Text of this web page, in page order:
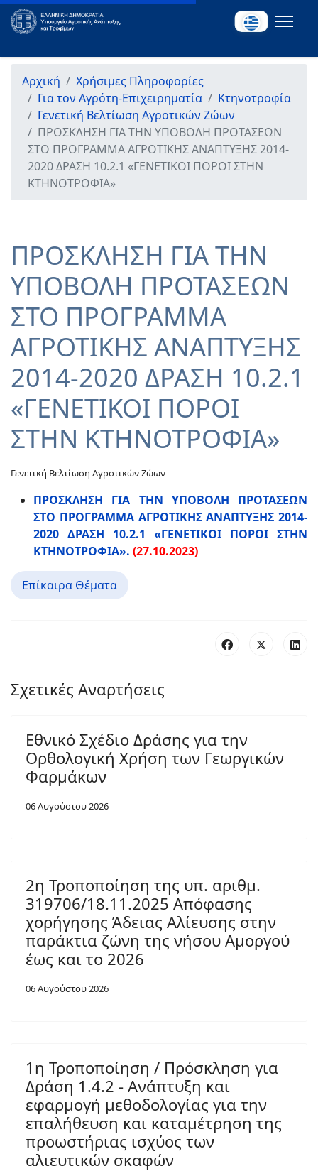
Αρχική
Χρήσιμες Πληροφορίες
Για τον Αγρότη-Επιχειρηματία
Κτηνοτροφία
Γενετική Βελτίωση Αγροτικών Ζώων
ΠΡΟΣΚΛΗΣΗ ΓΙΑ ΤΗΝ ΥΠΟΒΟΛΗ ΠΡΟΤΑΣΕΩΝ
ΣΤΟ ΠΡΟΓΡΑΜΜΑ ΑΓΡΟΤΙΚΗΣ ΑΝΑΠΤΥΞΗΣ 2014-
2020 ΔΡΑΣΗ 10.2.1 «ΓΕΝΕΤΙΚΟΙ ΠΟΡΟΙ ΣΤΗΝ
ΚΤΗΝΟΤΡΟΦΙΑ»
ΠΡΟΣΚΛΗΣΗ ΓΙΑ ΤΗΝ
ΥΠΟΒΟΛΗ ΠΡΟΤΑΣΕΩΝ
ΣΤΟ ΠΡΟΓΡΑΜΜΑ
ΑΓΡΟΤΙΚΗΣ ΑΝΑΠΤΥΞΗΣ
2014-2020 ΔΡΑΣΗ 10.2.1
«ΓΕΝΕΤΙΚΟΙ ΠΟΡΟΙ
ΣΤΗΝ ΚΤΗΝΟΤΡΟΦΙΑ»
Γενετική Βελτίωση Αγροτικών Ζώων
ΠΡΟΣΚΛΗΣΗ ΓΙΑ ΤΗΝ ΥΠΟΒΟΛΗ ΠΡΟΤΑΣΕΩΝ
ΣΤΟ ΠΡΟΓΡΑΜΜΑ ΑΓΡΟΤΙΚΗΣ ΑΝΑΠΤΥΞΗΣ 2014-
2020 ΔΡΑΣΗ 10.2.1 «ΓΕΝΕΤΙΚΟΙ ΠΟΡΟΙ ΣΤΗΝ
ΚΤΗΝΟΤΡΟΦΙΑ». (27.10.2023)
Επίκαιρα Θέματα
Σχετικές Αναρτήσεις
Εθνικό Σχέδιο Δράσης για την
Ορθολογική Χρήση των Γεωργικών
Φαρμάκων
06 Αυγούστου 2026
2η Τροποποίηση της υπ. αριθμ.
319706/18.11.2025 Απόφασης
χορήγησης Άδειας Αλίευσης στην
παράκτια ζώνη της νήσου Αμοργού
έως και το 2026
06 Αυγούστου 2026
1η Τροποποίηση / Πρόσκληση για
Δράση 1.4.2 - Ανάπτυξη και
εφαρμογή μεθοδολογίας για την
επαλήθευση και καταμέτρηση της
προωστήριας ισχύος των
αλιευτικών σκαφών